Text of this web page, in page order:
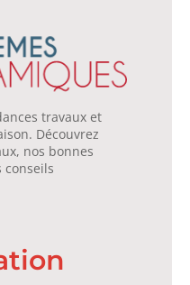
travaux et
Découvrez
nos bonnes
conseils